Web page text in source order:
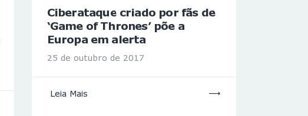
Ciberataque criado por fãs de
‘Game of Thrones’ põe a
Europa em alerta
25 de outubro de 2017
Leia Mais